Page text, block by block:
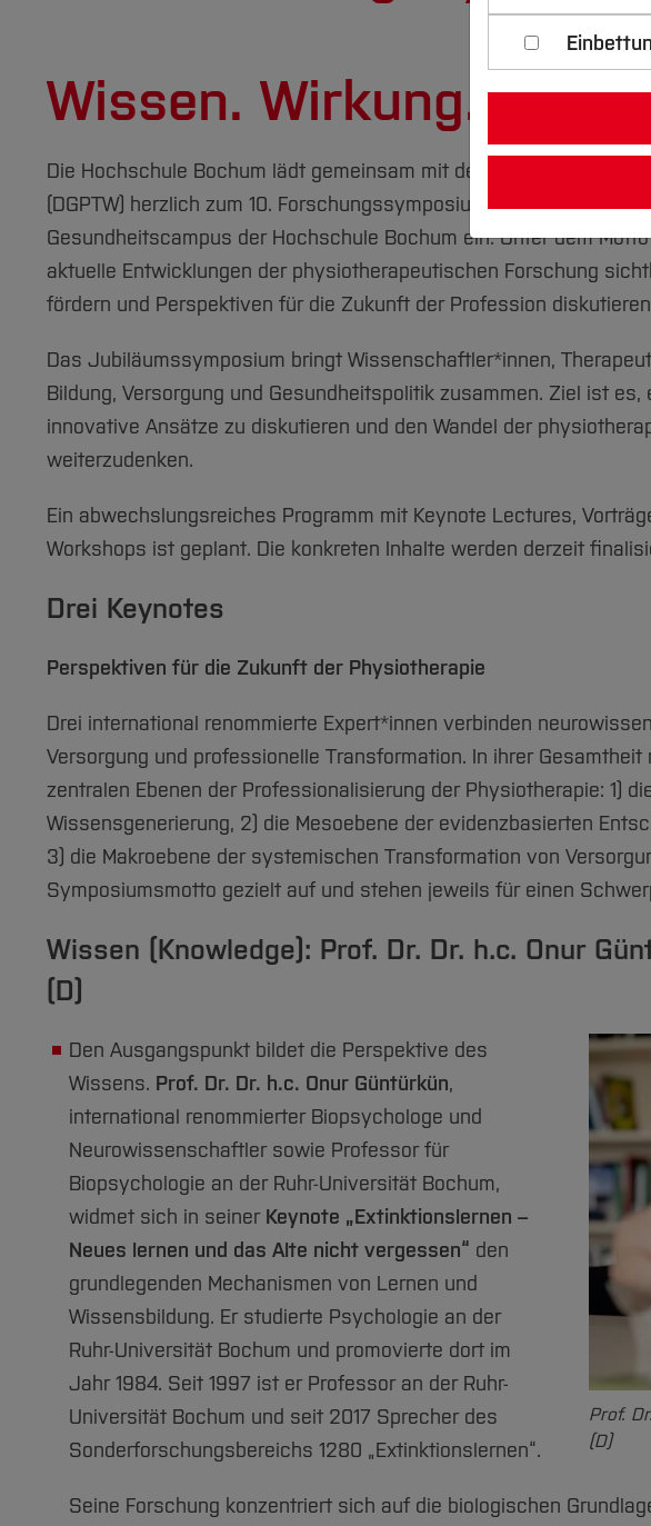
Wissen. Wirkung.
Die Hochschule Bochum lädt gemeinsam mit der Deutschen
(DGPTW) herzlich zum 10. Forschungssymposium Physiotherapie
Gesundheitscampus der Hochschule Bochum ein. Unter dem
aktuelle Entwicklungen der physiotherapeutischen Forschung
fördern und Perspektiven für die Zukunft der Profession
Das Jubiläumssymposium bringt Wissenschaftler*innen,
Bildung, Versorgung und Gesundheitspolitik zusammen. Ziel ist
innovative Ansätze zu diskutieren und den Wandel der
weiterzudenken.
Ein abwechslungsreiches Programm mit Keynote Lectures,
Workshops ist geplant. Die konkreten Inhalte werden derzeit
Drei Keynotes
Perspektiven für die Zukunft der Physiotherapie
Drei international renommierte Expert*innen verbinden
Versorgung und professionelle Transformation. In ihrer
zentralen Ebenen der Professionalisierung der Physiotherapie: 1)
Wissensgenerierung, 2) die Mesoebene der evidenzbasierten
3) die Makroebene der systemischen Transformation von
Symposiumsmotto gezielt auf und stehen jeweils für einen
Wissen (Knowledge): Prof. Dr. Dr. h.c. Onur
(D)
Prof.
(D)
Den Ausgangspunkt bildet die Perspektive des
Wissens. Prof. Dr. Dr. h.c. Onur Güntürkün,
international renommierter Biopsychologe und
Neurowissenschaftler sowie Professor für
Biopsychologie an der Ruhr-Universität Bochum,
widmet sich in seiner Keynote „Extinktionslernen –
Neues lernen und das Alte nicht vergessen“ den
grundlegenden Mechanismen von Lernen und
Wissensbildung. Er studierte Psychologie an der
Ruhr-Universität Bochum und promovierte dort im
Jahr 1984. Seit 1997 ist er Professor an der Ruhr-
Universität Bochum und seit 2017 Sprecher des
Sonderforschungsbereichs 1280 „Extinktionslernen“.
Seine Forschung konzentriert sich auf die biologischen